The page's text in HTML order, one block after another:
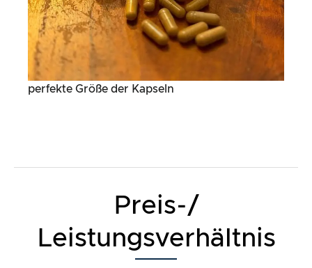
perfekte Größe der Kapseln
Preis-/
Leistungsverhältnis